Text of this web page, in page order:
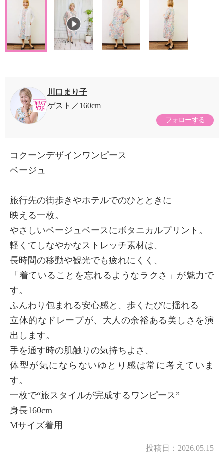
川口まり子
ゲスト
160cm
フォローする
コクーンデザインワンピース
ベージュ
旅行先の街歩きやホテルでのひとときに
映える一枚。
やさしいベージュベースにボタニカルプリント。
軽くてしなやかなストレッチ素材は、
長時間の移動や観光でも疲れにくく、
「着ていることを忘れるようなラクさ」が魅力で
す。
ふんわり包まれる安心感と、歩くたびに揺れる
立体的なドレープが、大人の余裕ある美しさを演
出します。
手を通す時の肌触りの気持ちよさ、
体型が気にならないゆとり感は常に考えていま
す。
一枚で“旅スタイルが完成するワンピース”
身長160cm
Mサイズ着用
投稿日： 2026.05.15